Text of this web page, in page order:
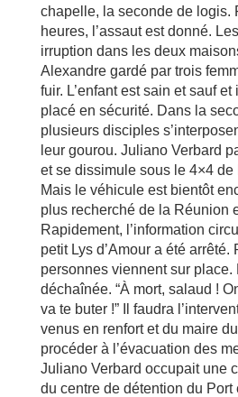
chapelle, la seconde de logis.
heures, l’assaut est donné.
irruption dans les deux
Alexandre gardé par trois
fuir. L’enfant est sain et sauf
placé en sécurité. Dans la
plusieurs disciples
leur gourou. Juliano Verbard
et se dissimule sous le 4×4
Mais le véhicule est bientôt
plus recherché de la Réunion
Rapidement, l’information
petit Lys d’Amour a été arrêté.
personnes viennent sur place.
déchaînée. “À mort, salaud !
va te buter !” Il faudra
venus en renfort et du maire
procéder à l’évacuation des
Juliano Verbard occupait une
du centre de détention du Port